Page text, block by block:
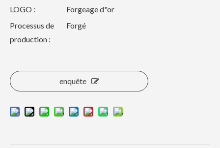
LOGO :
Forgeage d"or
Processus de
production :
Forgé
enquête